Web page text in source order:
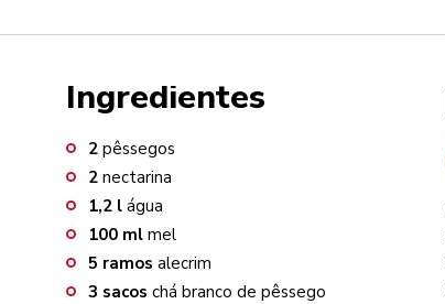
Ingredientes
2 pêssegos
2 nectarina
1,2 l água
100 ml mel
5 ramos alecrim
3 sacos chá branco de pêssego